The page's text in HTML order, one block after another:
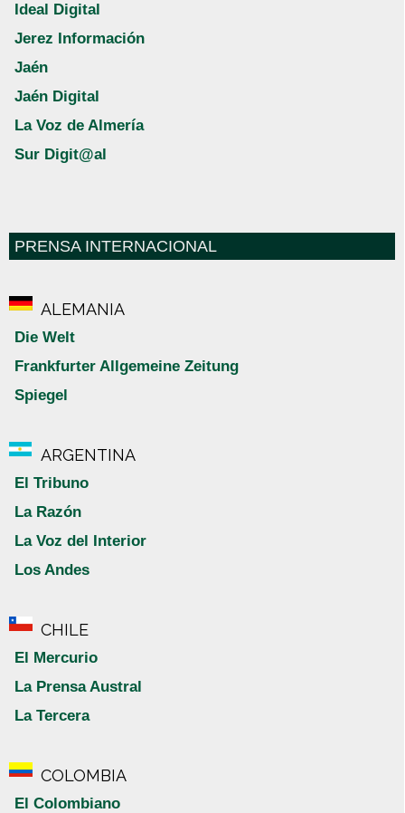
Ideal Digital
Jerez Información
Jaén
Jaén Digital
La Voz de Almería
Sur Digit@al
PRENSA INTERNACIONAL
ALEMANIA
Die Welt
Frankfurter Allgemeine Zeitung
Spiegel
ARGENTINA
El Tribuno
La Razón
La Voz del Interior
Los Andes
CHILE
El Mercurio
La Prensa Austral
La Tercera
COLOMBIA
El Colombiano